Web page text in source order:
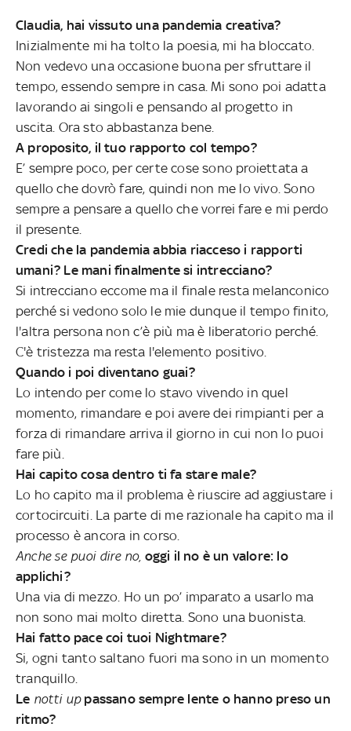
Claudia, hai vissuto una pandemia creativa?
Inizialmente mi ha tolto la poesia, mi ha bloccato.
Non vedevo una occasione buona per sfruttare il
tempo, essendo sempre in casa. Mi sono poi adatta
lavorando ai singoli e pensando al progetto in
uscita. Ora sto abbastanza bene.
A proposito, il tuo rapporto col tempo?
E’ sempre poco, per certe cose sono proiettata a
quello che dovrò fare, quindi non me lo vivo. Sono
sempre a pensare a quello che vorrei fare e mi perdo
il presente.
Credi che la pandemia abbia riacceso i rapporti
umani? Le mani finalmente si intrecciano?
Si intrecciano eccome ma il finale resta melanconico
perché si vedono solo le mie dunque il tempo finito,
l'altra persona non c’è più ma è liberatorio perché.
C'è tristezza ma resta l'elemento positivo.
Quando i poi diventano guai?
Lo intendo per come lo stavo vivendo in quel
momento, rimandare e poi avere dei rimpianti per a
forza di rimandare arriva il giorno in cui non lo puoi
fare più.
Hai capito cosa dentro ti fa stare male?
Lo ho capito ma il problema è riuscire ad aggiustare i
cortocircuiti. La parte di me razionale ha capito ma il
processo è ancora in corso.
Anche se puoi dire no, oggi il no è un valore: lo
applichi?
Una via di mezzo. Ho un po’ imparato a usarlo ma
non sono mai molto diretta. Sono una buonista.
Hai fatto pace coi tuoi Nightmare?
Si, ogni tanto saltano fuori ma sono in un momento
tranquillo.
Le notti uppassano sempre lente o hanno preso un
ritmo?